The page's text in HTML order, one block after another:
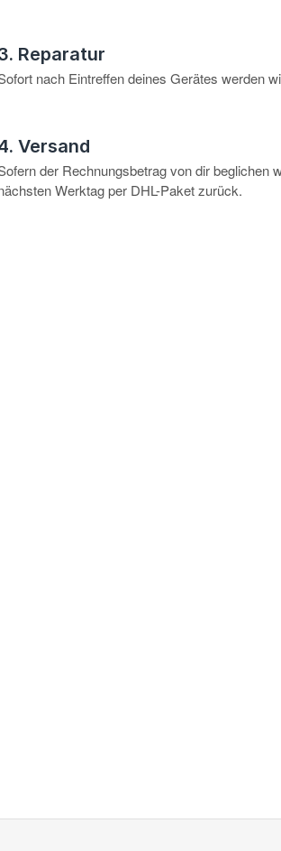
Reparatur
nach Eintreffen deines Gerätes werden
Versand
der Rechnungsbetrag von dir beglichen
Werktag per DHL-Paket zurück.